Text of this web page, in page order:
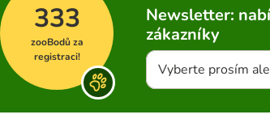
333
zooBodů za
registraci!
Newsletter:
zákazníky
Vyberte prosím